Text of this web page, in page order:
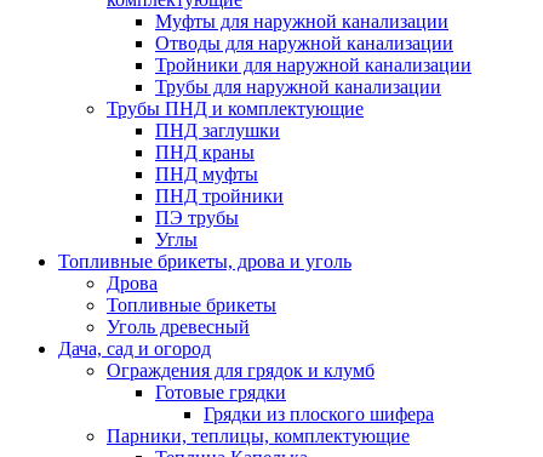
Муфты для наружной канализации
Отводы для наружной канализации
Тройники для наружной канализации
Трубы для наружной канализации
Трубы ПНД и комплектующие
ПНД заглушки
ПНД краны
ПНД муфты
ПНД тройники
ПЭ трубы
Углы
Топливные брикеты, дрова и уголь
Дрова
Топливные брикеты
Уголь древесный
Дача, сад и огород
Ограждения для грядок и клумб
Готовые грядки
Грядки из плоского шифера
Парники, теплицы, комплектующие